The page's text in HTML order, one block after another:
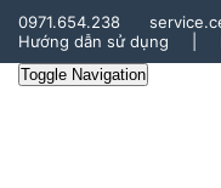
0971.654.238
Hướng dẫn sử dụng
Toggle Navigation